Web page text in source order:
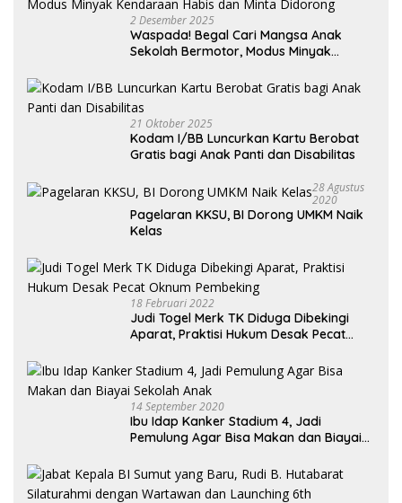
2 Desember 2025
Waspada! Begal Cari Mangsa Anak
Sekolah Bermotor, Modus Minyak
21 Oktober 2025
Kodam I/BB Luncurkan Kartu Berobat
Gratis bagi Anak Panti dan Disabilitas
28 Agustus
2020
Pagelaran KKSU, BI Dorong UMKM Naik
Kelas
18 Februari 2022
Judi Togel Merk TK Diduga Dibekingi
Aparat, Praktisi Hukum Desak Pecat
14 September 2020
Ibu Idap Kanker Stadium 4, Jadi
Pemulung Agar Bisa Makan dan Biayai